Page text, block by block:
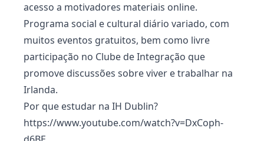
acesso a motivadores materiais online.
Programa social e cultural diário variado, com
muitos eventos gratuitos, bem como livre
participação no Clube de Integração que
promove discussões sobre viver e trabalhar na
Irlanda.
Por que estudar na IH Dublin?
https://www.youtube.com/watch?v=DxCoph-